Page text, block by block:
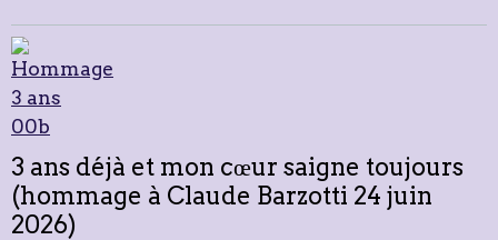
3 ans déjà et mon cœur saigne toujours
(hommage à Claude Barzotti 24 juin
2026)